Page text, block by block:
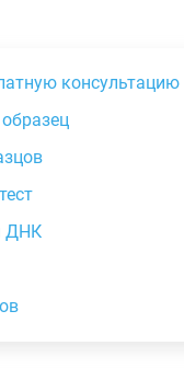
консультацию
ДНК